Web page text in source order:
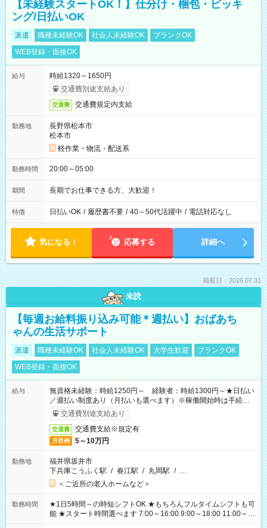
【未経験スタートOK！】仕分け・梱包・ピッキ
ング/日払いOK
派遣 職種未経験OK 社会人未経験OK
ブランクOK
WEB登録・面接OK
給与
時給1320～1650円
交通費別途支給あり
交通費 交通費規定内支給
勤務地
長野県松本市
松本市
軽作業・物流・配送系
勤務時間 20:00～05:00
期間 長期でお仕事できる方、大歓迎！
特徴 日払いOK / 履歴書不要 / 40～50代活躍中 / 電話対応なし
気になる！ 応募する 詳細へ
掲載日：2026.07.31
未読
【毎週お給料振り込み可能＊週払い】おばあち
ゃんの生活サポート
派遣 職種未経験OK 社会人未経験OK 大学生歓迎
ブランクOK
WEB登録・面接OK
給与
無資格未経験：時給1250円～ 経験者：時給1300円～★日払い
／週払い制度あり（月払いも選べます）※稼働開始時は手続き完
了次第のお支払いとなります。
交通費別途支給あり
交通費 交通費支給※規定有
月収例 5～10万円
勤務地
福井県坂井市
下兵庫こうふく駅 / 春江駅 / 丸岡駅 / …
＜ご近所の老人ホームなど＞
勤務時間
★1日5時間～の時短シフトOK ★もちろんフルタイムシフトも可
能 ★スタート時間選べます 7:00～16:00 9:00～18:00 11:00～
20:00 など 残業なし！ ※Wワークの場合、他のお仕事と合わせ